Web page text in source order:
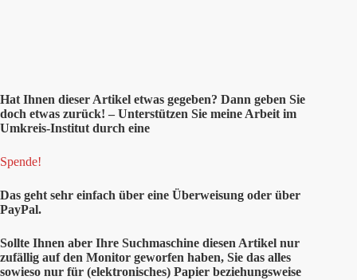
Hat Ihnen dieser Artikel etwas gegeben? Dann geben Sie
doch etwas zurück! – Unterstützen Sie meine Arbeit im
Umkreis-Institut durch eine
Spende!
Das geht sehr einfach über eine Überweisung oder über
PayPal.
Sollte Ihnen aber Ihre Suchmaschine diesen Artikel nur
zufällig auf den Monitor geworfen haben, Sie das alles
sowieso nur für (elektronisches) Papier beziehungsweise